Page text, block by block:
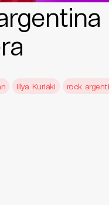
Illya Kuriaki rock